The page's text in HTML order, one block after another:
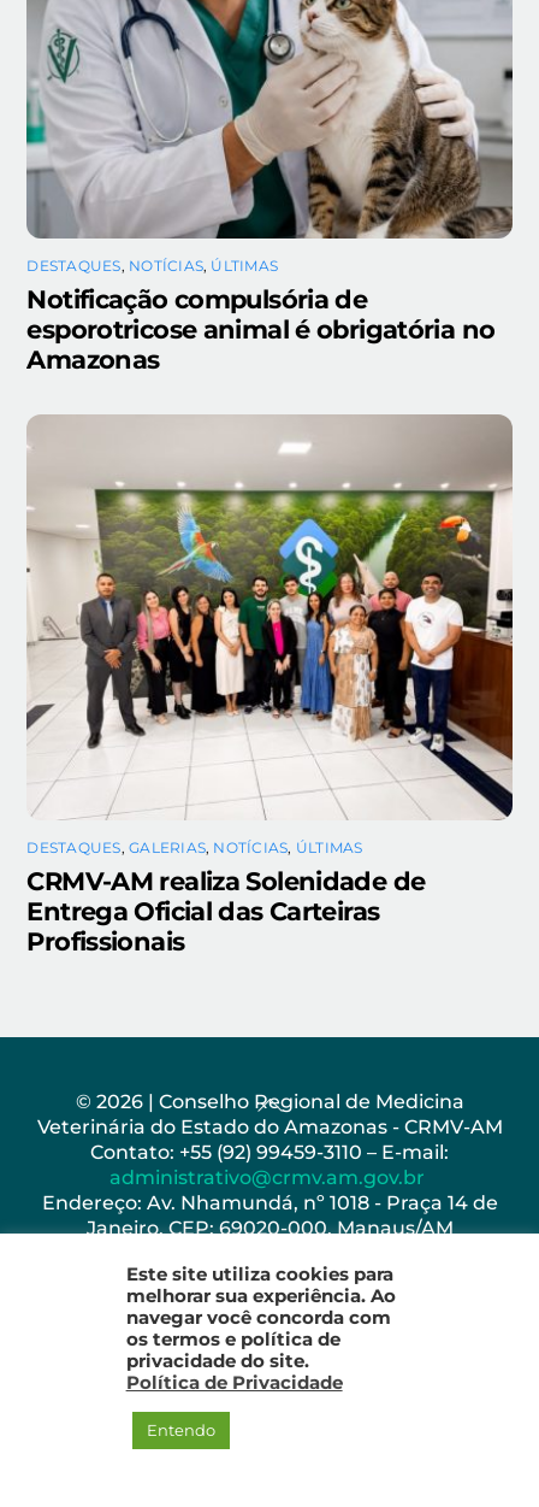
DESTAQUES, NOTÍCIAS, ÚLTIMAS
Notificação compulsória de
esporotricose animal é obrigatória no
Amazonas
DESTAQUES,GALERIAS, NOTÍCIAS, ÚLTIMAS
CRMV-AM realiza Solenidade de
Entrega Oficial das Carteiras
Profissionais
Back
To
Top
© 2026 | Conselho Regional de Medicina
Veterinária do Estado do Amazonas - CRMV-AM
Contato: +55 (92) 99459-3110 – E-mail:
administrativo@crmv.am.gov.br
Endereço: Av. Nhamundá, nº 1018 - Praça 14 de
Janeiro, CEP: 69020-000, Manaus/AM
Este site utiliza cookies para
melhorar sua experiência. Ao
navegar você concorda com
os termos e política de
privacidade do site.
Política de Privacidade
Entendo